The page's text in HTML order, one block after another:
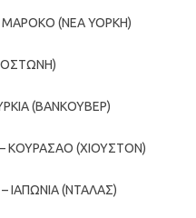
ΜΑΡΟΚΟ (ΝΕΑ ΥΟΡΚΗ)
(ΒΑΝΚΟΥΒΕΡ)
ΚΟΥΡΑΣΑΟ (ΧΙΟΥΣΤΟΝ)
ΙΑΠΩΝΙΑ (ΝΤΑΛΑΣ)